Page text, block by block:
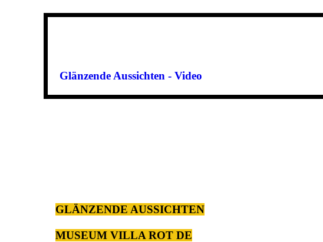
Glänzende Aussichten - Video
GLÄNZENDE AUSSICHTEN
MUSEUM VILLA ROT DE